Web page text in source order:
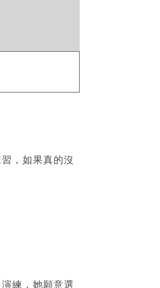
，如果真的沒
練，她願意選